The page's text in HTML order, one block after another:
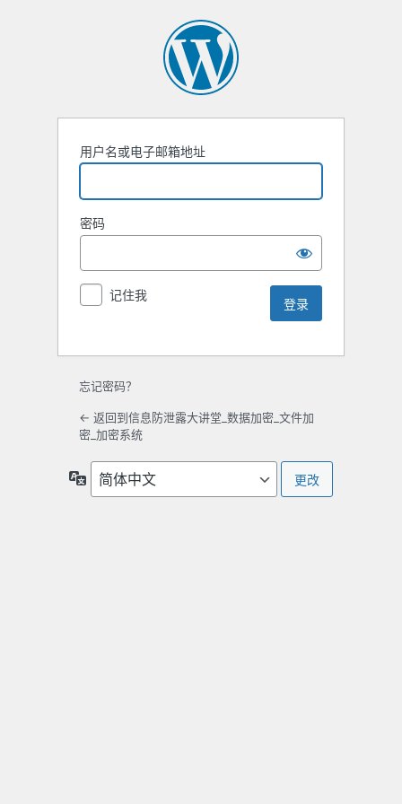
用户名或电子邮箱地址
密码
记住我
忘记密码？
← 返回到信息防泄露大讲堂_数据加密_文件加
密_加密系统
言